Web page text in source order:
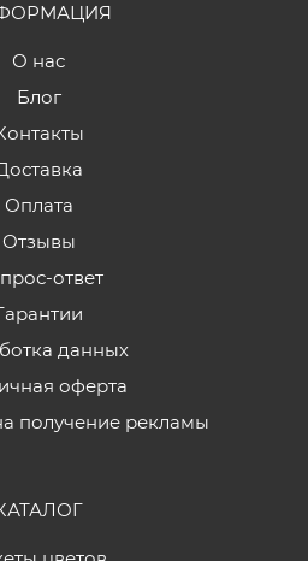
О нас
Блог
Оплата
Отзывы
ответ
данных
оферта
получение рекламы